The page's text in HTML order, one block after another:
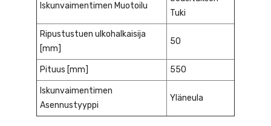
Iskunvaimentimen Muotoilu
Tuki
Ripustustuen ulkohalkaisija
[mm]
50
Pituus [mm] 550
Iskunvaimentimen
Asennustyyppi
Yläneula